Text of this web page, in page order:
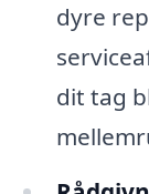
dyre
dit tag